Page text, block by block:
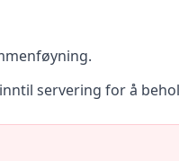
servering for å